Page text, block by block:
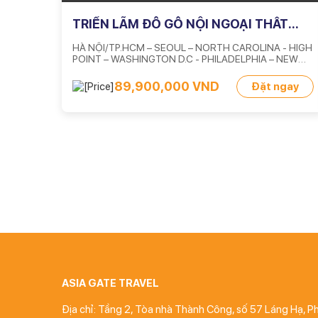
TRIỂN LÃM ĐỒ GỖ NỘI NGOẠI THẤT
HIGH POINT MARKET 24/04 -
05/05/2025
HÀ NỘI/TP.HCM – SEOUL – NORTH CAROLINA - HIGH
POINT – WASHINGTON D.C - PHILADELPHIA – NEW
89,900,000 VND Đặt ngay
ASIA GATE TRAVEL
Địa chỉ: Tầng 2, Tòa nhà Thành Công, số 57 Láng Hạ,